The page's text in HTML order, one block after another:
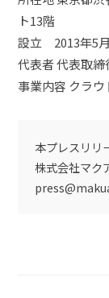
ト13階
設立 2013年5
代表者 代表取
事業内容 クラ
本プレスリリ
株式会社マ